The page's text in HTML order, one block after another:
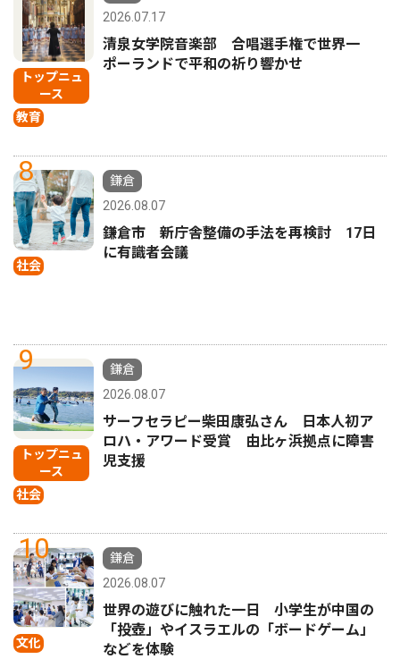
トップニュ
ース
教育
2026.07.17
清泉女学院音楽部 合唱選手権で世界一
ポーランドで平和の祈り響かせ
8
社会
鎌倉
2026.08.07
鎌倉市 新庁舎整備の手法を再検討 17日
に有識者会議
9
トップニュ
ース
社会
鎌倉
2026.08.07
サーフセラピー柴田康弘さん 日本人初ア
ロハ・アワード受賞 由比ヶ浜拠点に障害
児支援
10
文化
鎌倉
2026.08.07
世界の遊びに触れた一日 小学生が中国の
「投壺」やイスラエルの「ボードゲーム」
などを体験